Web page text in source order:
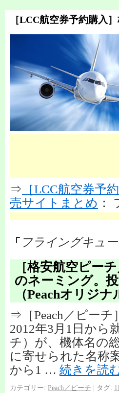
［LCC航空券予約購入
⇒ ［LCC航空券予
売サイトまとめ ：
「 フライングキュ
［格安航空ピー
のネーミング。
（Peachオリジ
⇒［Peach／ピーチ
2012年3月1日から
チ）が、機体名の
に寄せられた名称
から1 … 続きを読
カテゴリー: Peach／ピーチ | タグ: